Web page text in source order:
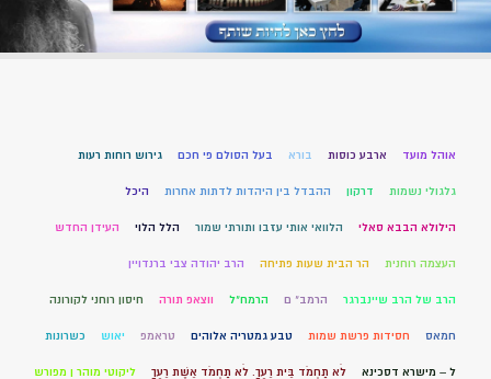
אוהל מועד ארבע כוסות בורא בעל הסולם פי חכם גירוש רוחות רעות
גלגולי נשמות דרקון ההבדל בין היהדות לדתות אחרות היכל
הילולא הבבא סאלי הלוואי אותי עזבו ותורתי שמור הלל הלוי העידן החדש
העצמה רוחנית הר הבית שעות פתיחה הרב יהודה צבי ברנדויין
הרב של הרב שיינברגר הרמב" ם הרמח"ל ווצאפ תורה חיסון רוחני לקורונה
חמאס חסידות פרשת שמות טבע גמטריה אלוהים טראמפ יאוש כשרונות
ל – מישרא דסכינא לֹא תַחְמֹד בֵּית רֵעֶךָ. לֹא תַחְמֹד אֵשֶׁת רֵעֶךָ ליקוטי מוהר ן מפורש